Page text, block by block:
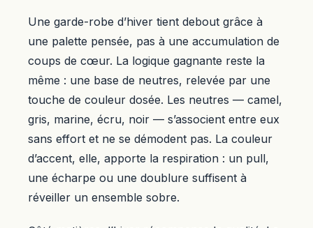
Une garde-robe d’hiver tient debout grâce à
une palette pensée, pas à une accumulation de
coups de cœur. La logique gagnante reste la
même : une base de neutres, relevée par une
touche de couleur dosée. Les neutres — camel,
gris, marine, écru, noir — s’associent entre eux
sans effort et ne se démodent pas. La couleur
d’accent, elle, apporte la respiration : un pull,
une écharpe ou une doublure suffisent à
réveiller un ensemble sobre.